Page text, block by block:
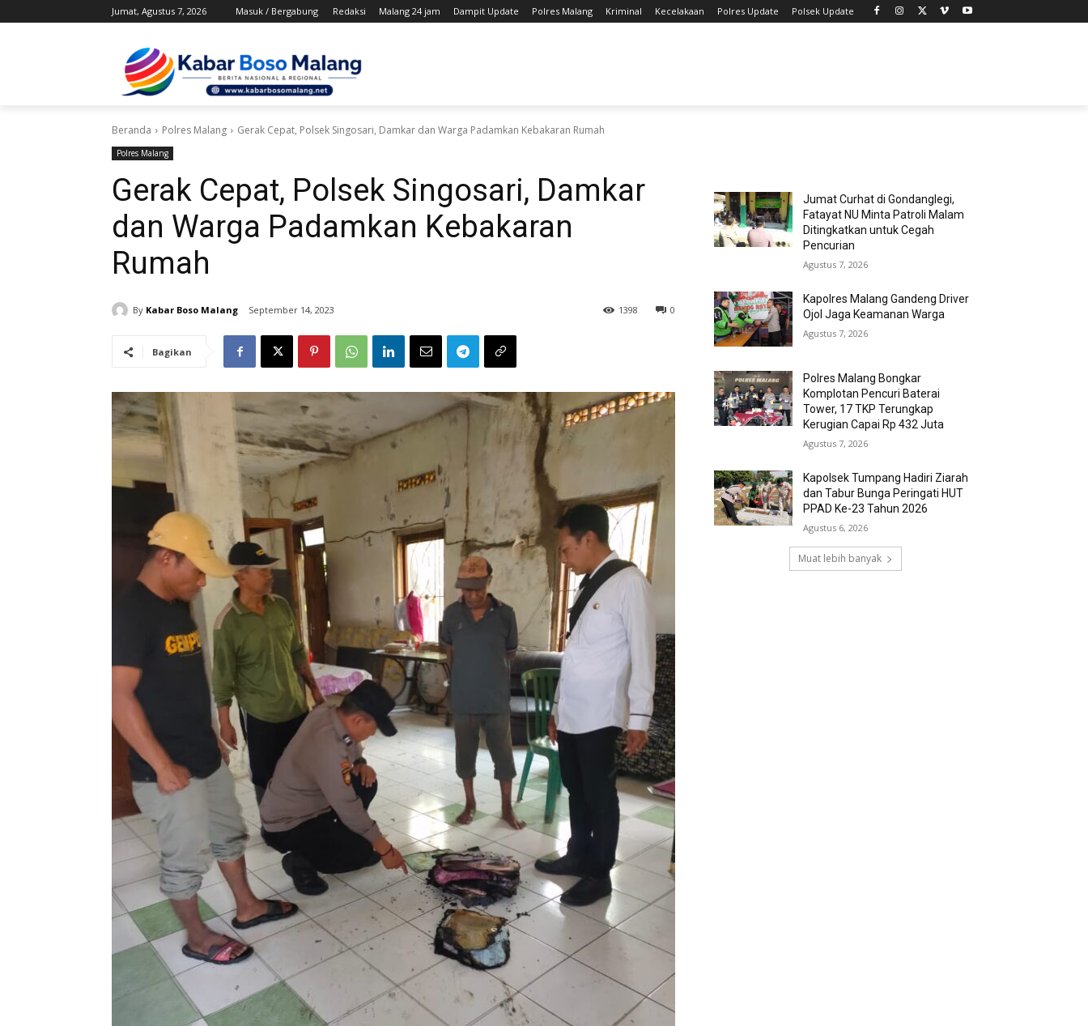
Jumat, Agustus 7, 2026 Masuk / Bergabung Redaksi Malang 24 jam Dampit Update Polres Malang Kriminal Kecelakaan Polres Update Polsek Update
Beranda Polres Malang Gerak Cepat, Polsek Singosari, Damkar dan Warga Padamkan Kebakaran Rumah
Polres Malang
Gerak Cepat, Polsek Singosari, Damkar
dan Warga Padamkan Kebakaran
Rumah
By Kabar Boso Malang September 14, 2023 0
1398
Bagikan
Jumat Curhat di Gondanglegi,
Fatayat NU Minta Patroli Malam
Ditingkatkan untuk Cegah
Pencurian
Agustus 7, 2026
Kapolres Malang Gandeng Driver
Ojol Jaga Keamanan Warga
Agustus 7, 2026
Polres Malang Bongkar
Komplotan Pencuri Baterai
Tower, 17 TKP Terungkap
Kerugian Capai Rp 432 Juta
Agustus 7, 2026
Kapolsek Tumpang Hadiri Ziarah
dan Tabur Bunga Peringati HUT
PPAD Ke-23 Tahun 2026
Agustus 6, 2026
Muat lebih banyak